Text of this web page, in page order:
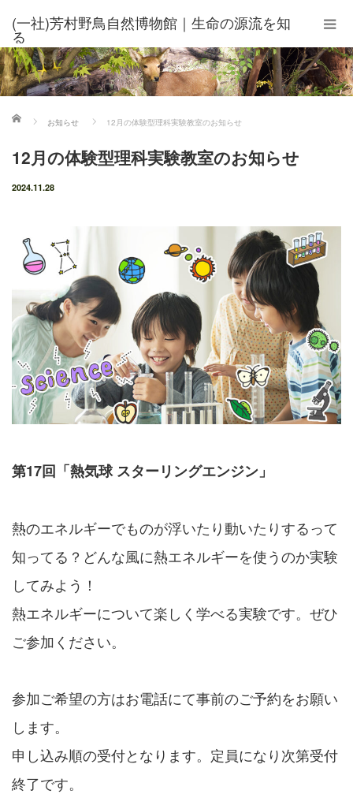
(一社)芳村野鳥自然博物館｜生命の源流を知
る
ホーム お知らせ 12月の体験型理科実験教室のお知らせ
12月の体験型理科実験教室のお知らせ
2024.11.28
第17回「熱気球 スターリングエンジン」
熱のエネルギーでものが浮いたり動いたりするって
知ってる？どんな風に熱エネルギーを使うのか実験
してみよう！
熱エネルギーについて楽しく学べる実験です。ぜひ
ご参加ください。
参加ご希望の方はお電話にて事前のご予約をお願い
します。
申し込み順の受付となります。定員になり次第受付
終了です。